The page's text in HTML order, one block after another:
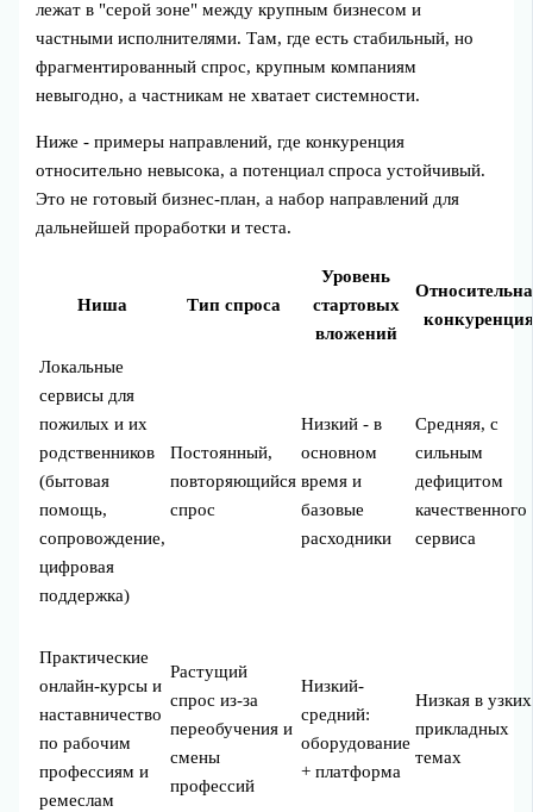
лежат в "серой зоне" между крупным бизнесом и
частными исполнителями. Там, где есть стабильный, но
фрагментированный спрос, крупным компаниям
невыгодно, а частникам не хватает системности.
Ниже - примеры направлений, где конкуренция
относительно невысока, а потенциал спроса устойчивый.
Это не готовый бизнес‑план, а набор направлений для
дальнейшей проработки и теста.
Ниша Тип спроса
Уровень
стартовых
вложений
Локальные
сервисы для
пожилых и их
родственников
(бытовая
помощь,
сопровождение,
цифровая
поддержка)
Постоянный,
повторяющийся
спрос
Низкий - в
основном
время и
базовые
расходники
Средняя, с
сильным
дефицитом
качественного
сервиса
Практические
онлайн‑курсы и
наставничество
по рабочим
профессиям и
ремеслам
Растущий
спрос из‑за
переобучения и
смены
профессий
Низкий-
средний:
оборудование
+ платформа
Низкая в узких
прикладных
темах